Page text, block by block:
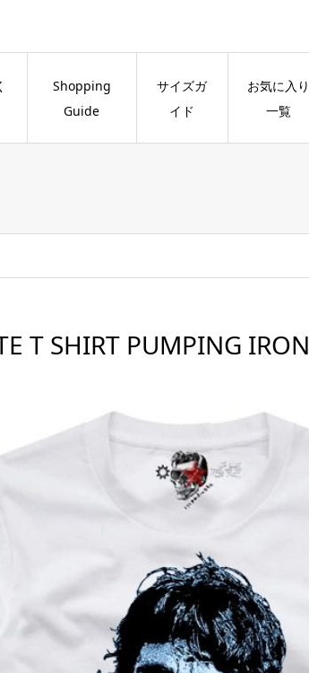
Shopping
Guide
サイズガ
イド
お気に入り
一覧
T SHIRT PUMPING IRON